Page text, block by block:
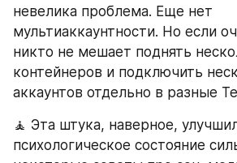
невелика проблема. Еще нет
мультиаккаунтности. Но если
никто не мешает поднять
контейнеров и подключить
аккаунтов отдельно в разные
🧘 Эта штука, наверное,
психологическое состояние